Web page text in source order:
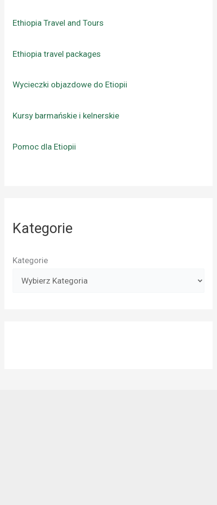
Ethiopia Travel and Tours
Ethiopia travel packages
Wycieczki objazdowe do Etiopii
Kursy barmańskie i kelnerskie
Pomoc dla Etiopii
Kategorie
Kategorie